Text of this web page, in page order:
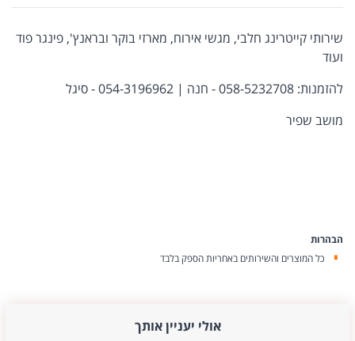
שירותי קייטרינג חלבי, מגשי אירוח, מארזי בוקר ובראנץ', פינגר פוד
ועוד
להזמנות: 058-5232708 - חנה | 054-3196962 - סיגל
מושב שפיר
הבהרות
כל המוצרים והשירותים באחריות הספק בלבד
אולי יעניין אותך